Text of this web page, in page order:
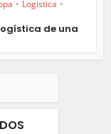
• Logistica •
de una